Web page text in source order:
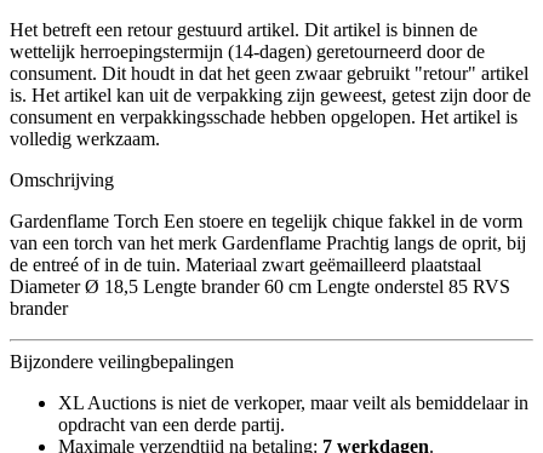
Het betreft een retour gestuurd artikel. Dit artikel is binnen de
wettelijk herroepingstermijn (14-dagen) geretourneerd door de
consument. Dit houdt in dat het geen zwaar gebruikt "retour" artikel
is. Het artikel kan uit de verpakking zijn geweest, getest zijn door de
consument en verpakkingsschade hebben opgelopen. Het artikel is
volledig werkzaam.
Omschrijving
Gardenflame Torch Een stoere en tegelijk chique fakkel in de vorm
van een torch van het merk Gardenflame Prachtig langs de oprit, bij
de entreé of in de tuin. Materiaal zwart geëmailleerd plaatstaal
Diameter Ø 18,5 Lengte brander 60 cm Lengte onderstel 85 RVS
brander
Bijzondere veilingbepalingen
XL Auctions is niet de verkoper, maar veilt als bemiddelaar in
opdracht van een derde partij.
Maximale verzendtijd na betaling: 7 werkdagen.